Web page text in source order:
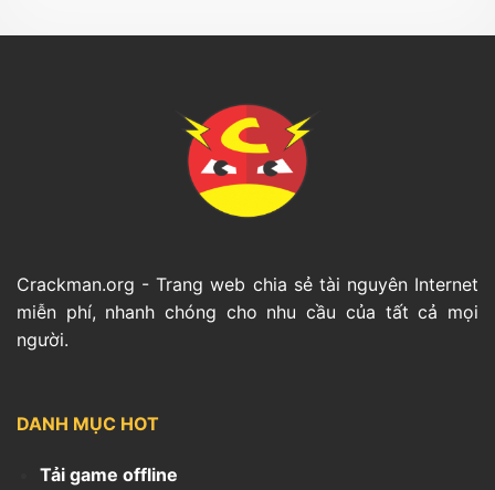
Crackman.org - Trang web chia sẻ tài nguyên Internet
miễn phí, nhanh chóng cho nhu cầu của tất cả mọi
người.
DANH MỤC HOT
Tải game offline